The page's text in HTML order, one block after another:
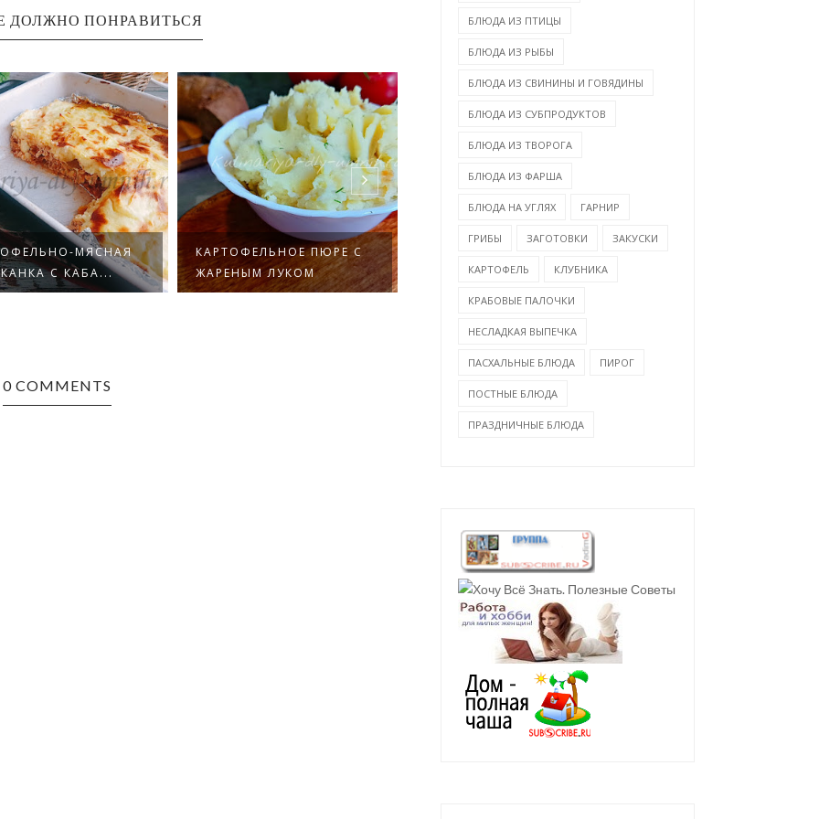
ДОЛЖНО ПОНРАВИТЬСЯ
ПЮРЕ С
ЛУКОМ
СВИНИНА ЗАПЕЧЕННАЯ С
КАРТОФЕЛЕМ «ПЕ...
НЕМЕЦКИ
0 COMMENTS
БЛЮДА ИЗ ПТИЦЫ
БЛЮДА ИЗ РЫБЫ
БЛЮДА ИЗ СВИНИНЫ И ГОВЯДИНЫ
БЛЮДА ИЗ СУБПРОДУКТОВ
БЛЮДА ИЗ ТВОРОГА
БЛЮДА ИЗ ФАРША
БЛЮДА НА УГЛЯХ ГАРНИР
ГРИБЫ ЗАГОТОВКИ ЗАКУСКИ
КАРТОФЕЛЬ КЛУБНИКА
КРАБОВЫЕ ПАЛОЧКИ
НЕСЛАДКАЯ ВЫПЕЧКА
ПАСХАЛЬНЫЕ БЛЮДА ПИРОГ
ПОСТНЫЕ БЛЮДА
ПРАЗДНИЧНЫЕ БЛЮДА